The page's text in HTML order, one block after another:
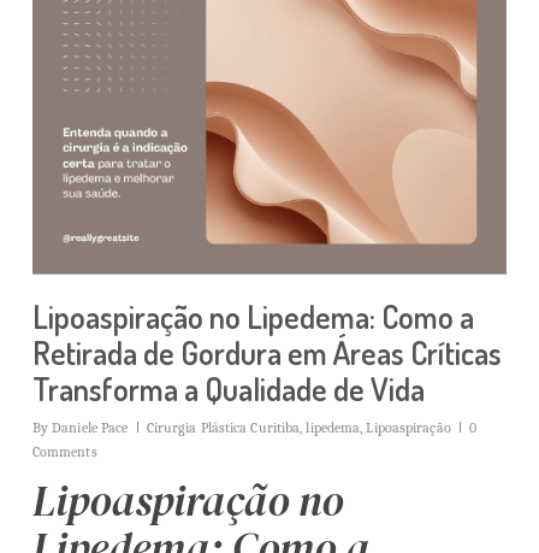
Lipoaspiração no Lipedema: Como a
Retirada de Gordura em Áreas Críticas
Transforma a Qualidade de Vida
By Daniele Pace Cirurgia Plástica Curitiba,lipedema,Lipoaspiração
0
Comments
Lipoaspiração no